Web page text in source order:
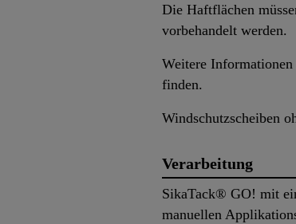
Die Haftflächen
vorbehandelt werden.
Weitere
finden.
Windschutzscheiben
Verarbeitung
SikaTack® GO! mit
manuellen